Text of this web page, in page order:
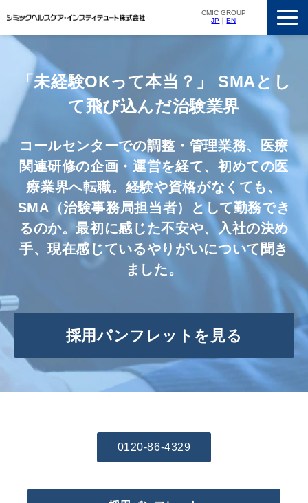
CMIC GROUP
JP ｜EN
私たちの強み
支援実績
会社概要
採用情報
「未経験OKって本当？」 SMAとし
て飛び込んだ治験業界
コールセンターでの調整・管理業務、医療
関連研修の企画・運営を経て、初めての医
療業界へ転職。経験や資格がなくても、
SMA（治験事務局担当者）として勤務でき
るのか。最初に感じた不安や、入社の決め
手、現在感じているやりがいについて聞き
ました。
採用パンフレットを見る
0120-86-4329